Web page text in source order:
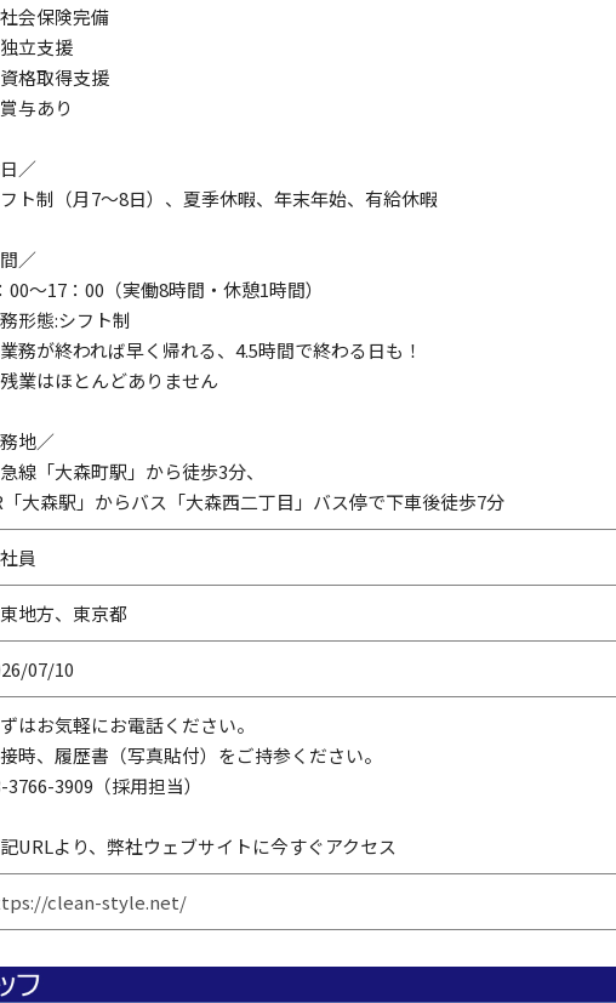
会保険完備
立支援
格取得支援
与あり
／
ト制（月7〜8日）、夏季休暇、年末年始、有給休暇
／
00〜17：00（実働8時間・休憩1時間）
形態:シフト制
務が終われば早く帰れる、4.5時間で終わる日も！
業はほとんどありません
地／
線「大森町駅」から徒歩3分、
大森駅」からバス「大森西二丁目」バス停で下車後徒歩7分
員
地方、東京都
07/10
はお気軽にお電話ください。
時、履歴書（写真貼付）をご持参ください。
3766-3909（採用担当）
URLより、弊社ウェブサイトに今すぐアクセス
clean-style.net/